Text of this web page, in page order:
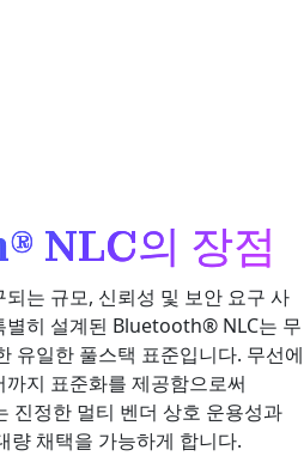
NLC의 장점
는 규모, 신뢰성 및 보안 요구 사
별히 설계된 Bluetooth® NLC는 무
유일한 풀스택 표준입니다. 무선에
지 표준화를 제공함으로써
정한 멀티 벤더 상호 운용성과
량 채택을 가능하게 합니다.